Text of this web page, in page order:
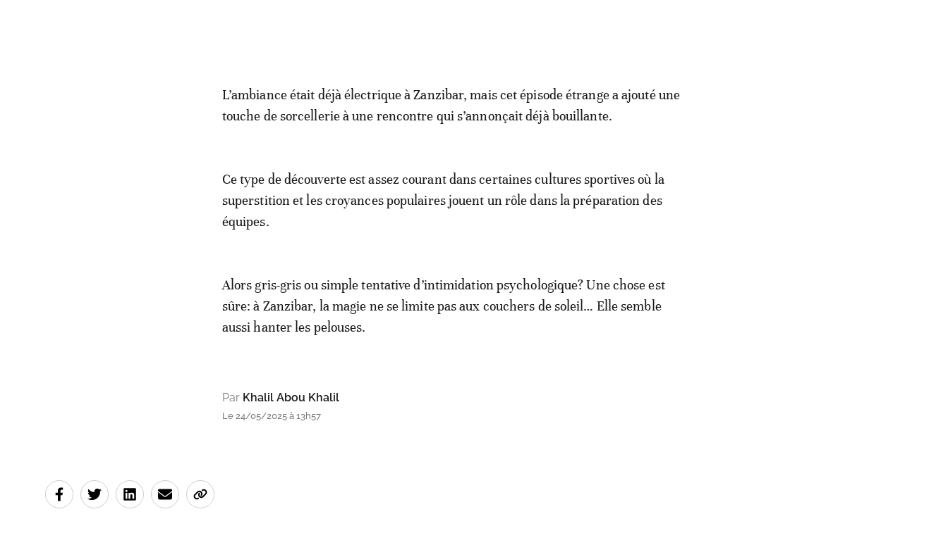
L’ambiance était déjà électrique à Zanzibar, mais cet épisode étrange a ajouté une
touche de sorcellerie à une rencontre qui s’annonçait déjà bouillante.
Ce type de découverte est assez courant dans certaines cultures sportives où la
superstition et les croyances populaires jouent un rôle dans la préparation des
équipes.
Alors gris-gris ou simple tentative d’intimidation psychologique? Une chose est
sûre: à Zanzibar, la magie ne se limite pas aux couchers de soleil… Elle semble
aussi hanter les pelouses.
Par Khalil Abou Khalil
Le 24/05/2025 à 13h57